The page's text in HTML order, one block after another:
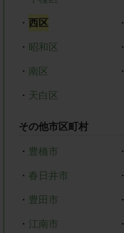
・ 西区 ・
・ 昭和区 ・
・ 南区 ・
・ 天白区
その他市区町村
・ 豊橋市 ・
・ 春日井市 ・
・ 豊田市 ・
・ 江南市 ・